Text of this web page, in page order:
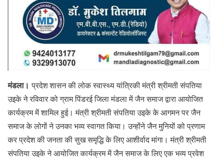
मंडला। प्रदेश शासन की लोक स्वास्थ्य यांत्रिकी मंत्री श्रीमती संपतिया
उइके ने रविवार को ग्राम पिंडरई जिला मंडला में जैन समाज द्वारा आयोजित
कार्यक्रम में शामिल हुई। मंत्री श्रीमती संपतिया उइके के आगमन पर जैन
समाज के लोगों ने उनका भव्य स्वागत किया। उन्होंने जैन मुनियों को प्रणाम
कर प्रदेश की जनता की सुख समृद्धि के लिए आशीर्वाद मांगा। मंत्री श्रीमती
संपतिया उइके ने आयोजित कार्यक्रम में जैन समाज के लिए एक भव्य प्रवेश